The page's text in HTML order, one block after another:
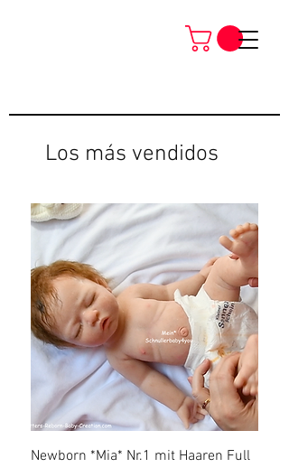
Los más vendidos
Newborn *Mia* Nr.1 mit Haaren Full